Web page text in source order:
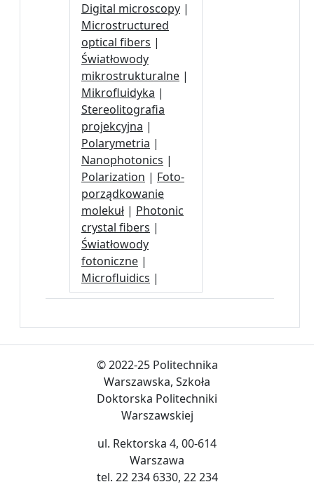
Digital microscopy |
Microstructured
optical fibers |
Światłowody
mikrostrukturalne |
Mikrofluidyka |
Stereolitografia
projekcyjna |
Polarymetria |
Nanophotonics |
Polarization | Foto-
porządkowanie
molekuł | Photonic
crystal fibers |
Światłowody
fotoniczne |
Microfluidics |
© 2022-25 Politechnika
Warszawska, Szkoła
Doktorska Politechniki
Warszawskiej
ul. Rektorska 4, 00-614
Warszawa
tel. 22 234 6330, 22 234